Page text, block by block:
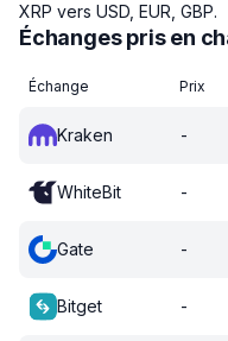
XRP vers USD, EUR, GBP.
Échanges pris en
Échange Prix
Kraken -
WhiteBit -
Gate -
Bitget -